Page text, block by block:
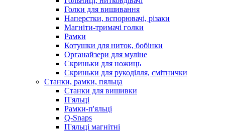
Голки для вишивання
Наперстки, вспорювачі, різаки
Магніти-тримачі голки
Рамки
Котушки для ниток, бобінки
Органайзери для муліне
Скриньки для ножиць
Скриньки для рукоділля, смітнички
Станки, рамки, пяльца
Станки для вишивки
П'яльці
Рамки-п'яльці
Q-Snaps
П'яльці магнітні